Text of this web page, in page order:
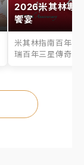
2026米其林專
饗宴
米其林指南百年之
瑞百年三星傳奇、